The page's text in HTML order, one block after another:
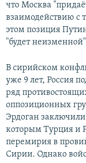
что Москва
взаимодействию с
этом позиция
"будет
В сирийском
уже 9 лет, Россия
ряд
оппозиционных
Эрдоган
которым Турция и
перемирия в
Сирии. Однако